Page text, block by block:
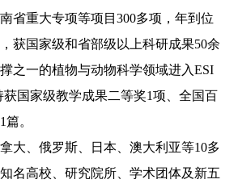
省重大专项等项目300多项，年到位
获国家级和省部级以上科研成果50余
之一的植物与动物科学领域进入ESI
国家级教学成果二等奖1项、全国百
。
大、俄罗斯、日本、澳大利亚等10多
名高校、研究院所、学术团体及新五